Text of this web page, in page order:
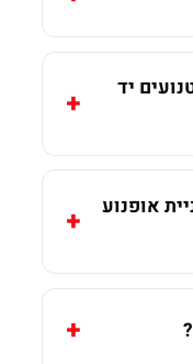
יד
אופנוע